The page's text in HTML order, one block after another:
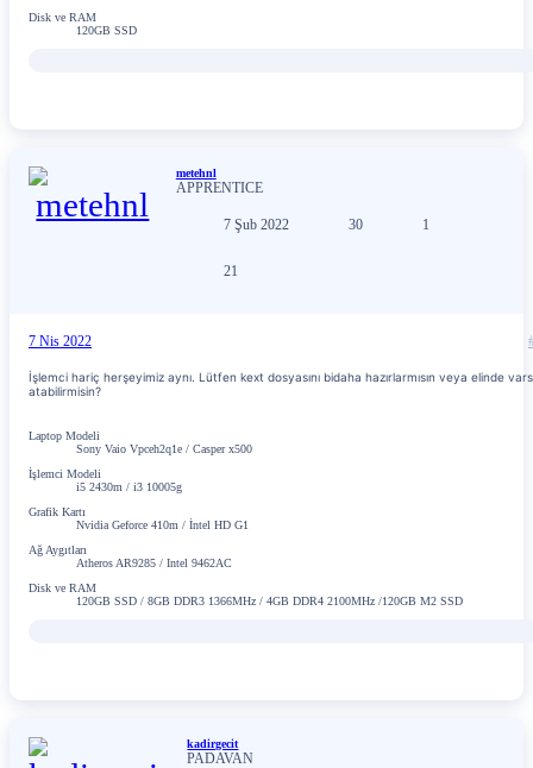
Disk ve RAM
120GB SSD
metehnl
APPRENTICE
7 Şub 2022 30 1
21
7 Nis 2022
İşlemci hariç herşeyimiz aynı. Lütfen kext dosyasını bidaha hazırlarmısın veya elinde
atabilirmisin?
Laptop Modeli
Sony Vaio Vpceh2q1e / Casper x500
İşlemci Modeli
i5 2430m / i3 10005g
Grafik Kartı
Nvidia Geforce 410m / İntel HD G1
Ağ Aygıtları
Atheros AR9285 / Intel 9462AC
Disk ve RAM
120GB SSD / 8GB DDR3 1366MHz / 4GB DDR4 2100MHz /120GB M2 SSD
kadirgecit
PADAVAN